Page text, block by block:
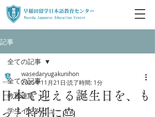
記事
全ての記事
教務連絡
学生インタビュー
全ての記事
日本で迎える誕生日を、も
っと特別に🎂
wasedaryugakunihon
2025年11月21日 読了時間: 1分